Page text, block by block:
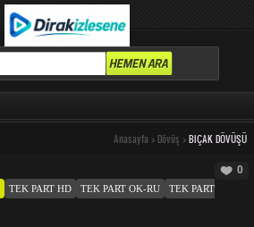
Anasayfa > Dövüş > BIÇAK DÖVÜŞÜ
0
TEK PART HD TEK PART OK-RU TEK PART